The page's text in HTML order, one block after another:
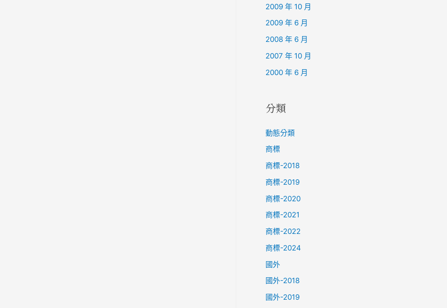
2009 年 10 月
2009 年 6 月
2008 年 6 月
2007 年 10 月
2000 年 6 月
分類
動態分類
商標
商標-2018
商標-2019
商標-2020
商標-2021
商標-2022
商標-2024
國外
國外-2018
國外-2019